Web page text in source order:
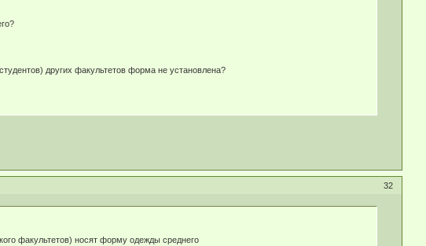
других факультетов форма не установлена?
32
факультетов) носят форму одежды среднего